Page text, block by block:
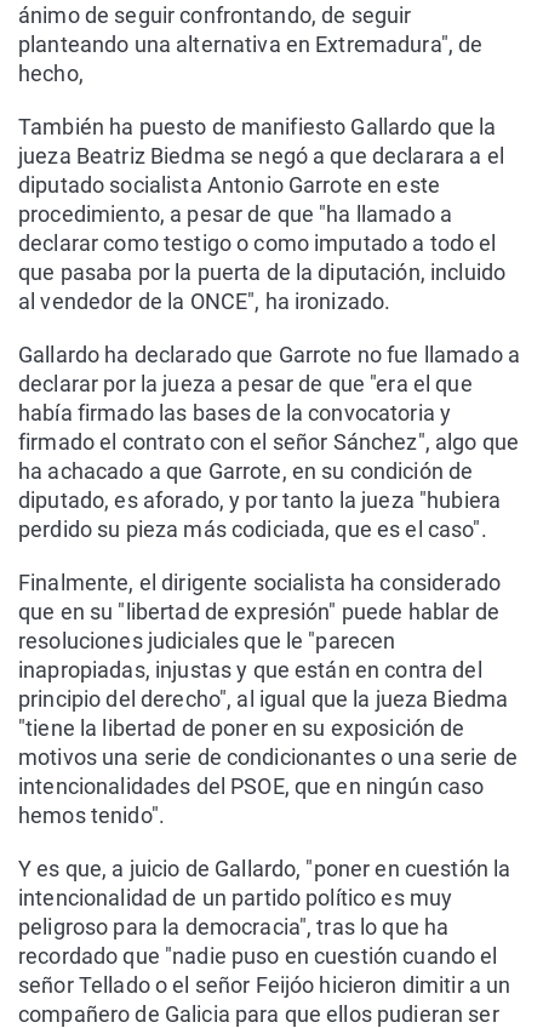
ánimo de seguir confrontando, de seguir
planteando una alternativa en Extremadura", de
hecho,
También ha puesto de manifiesto Gallardo que la
jueza Beatriz Biedma se negó a que declarara a el
diputado socialista Antonio Garrote en este
procedimiento, a pesar de que "ha llamado a
declarar como testigo o como imputado a todo el
que pasaba por la puerta de la diputación, incluido
al vendedor de la ONCE", ha ironizado.
Gallardo ha declarado que Garrote no fue llamado a
declarar por la jueza a pesar de que "era el que
había firmado las bases de la convocatoria y
firmado el contrato con el señor Sánchez", algo que
ha achacado a que Garrote, en su condición de
diputado, es aforado, y por tanto la jueza "hubiera
perdido su pieza más codiciada, que es el caso".
Finalmente, el dirigente socialista ha considerado
que en su "libertad de expresión" puede hablar de
resoluciones judiciales que le "parecen
inapropiadas, injustas y que están en contra del
principio del derecho", al igual que la jueza Biedma
"tiene la libertad de poner en su exposición de
motivos una serie de condicionantes o una serie de
intencionalidades del PSOE, que en ningún caso
hemos tenido".
Y es que, a juicio de Gallardo, "poner en cuestión la
intencionalidad de un partido político es muy
peligroso para la democracia", tras lo que ha
recordado que "nadie puso en cuestión cuando el
señor Tellado o el señor Feijóo hicieron dimitir a un
compañero de Galicia para que ellos pudieran ser